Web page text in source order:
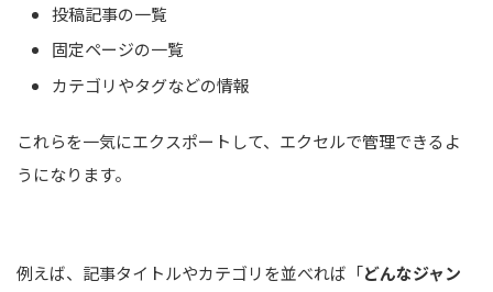
投稿記事の一覧
固定ページの一覧
カテゴリやタグなどの情報
これらを一気にエクスポートして、エクセルで管理できるよ
うになります。
例えば、記事タイトルやカテゴリを並べれば「どんなジャン